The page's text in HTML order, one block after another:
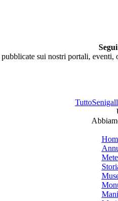
sui nostri portali,